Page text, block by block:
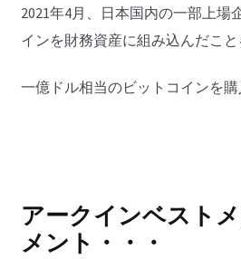
2021年4月、日本国内の一部上場
インを財務資産に組み込んだこと
一億ドル相当のビットコインを購
アークインベスト
メント・・・